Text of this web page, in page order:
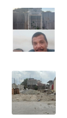
DISCLAIMER
Regional
WN
SUMUT